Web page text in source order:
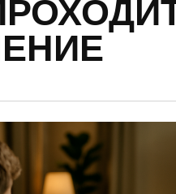
сразу после
наш факультет
если хотите сразу
в индустрию
продюсера.